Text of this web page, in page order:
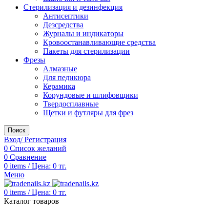
Стерилизация и дезинфекция
Антисептики
Дезсредства
Журналы и индикаторы
Кровоостанавливающие средства
Пакеты для стерилизации
Фрезы
Алмазные
Для педикюра
Керамика
Корундовые и шлифовщики
Твердосплавные
Щетки и футляры для фрез
Поиск
Вход/ Регистрация
0 Список желаний
0 Сравнение
0 items / Цена: 0 тг.
Меню
0 items / Цена: 0 тг.
Каталог товаров